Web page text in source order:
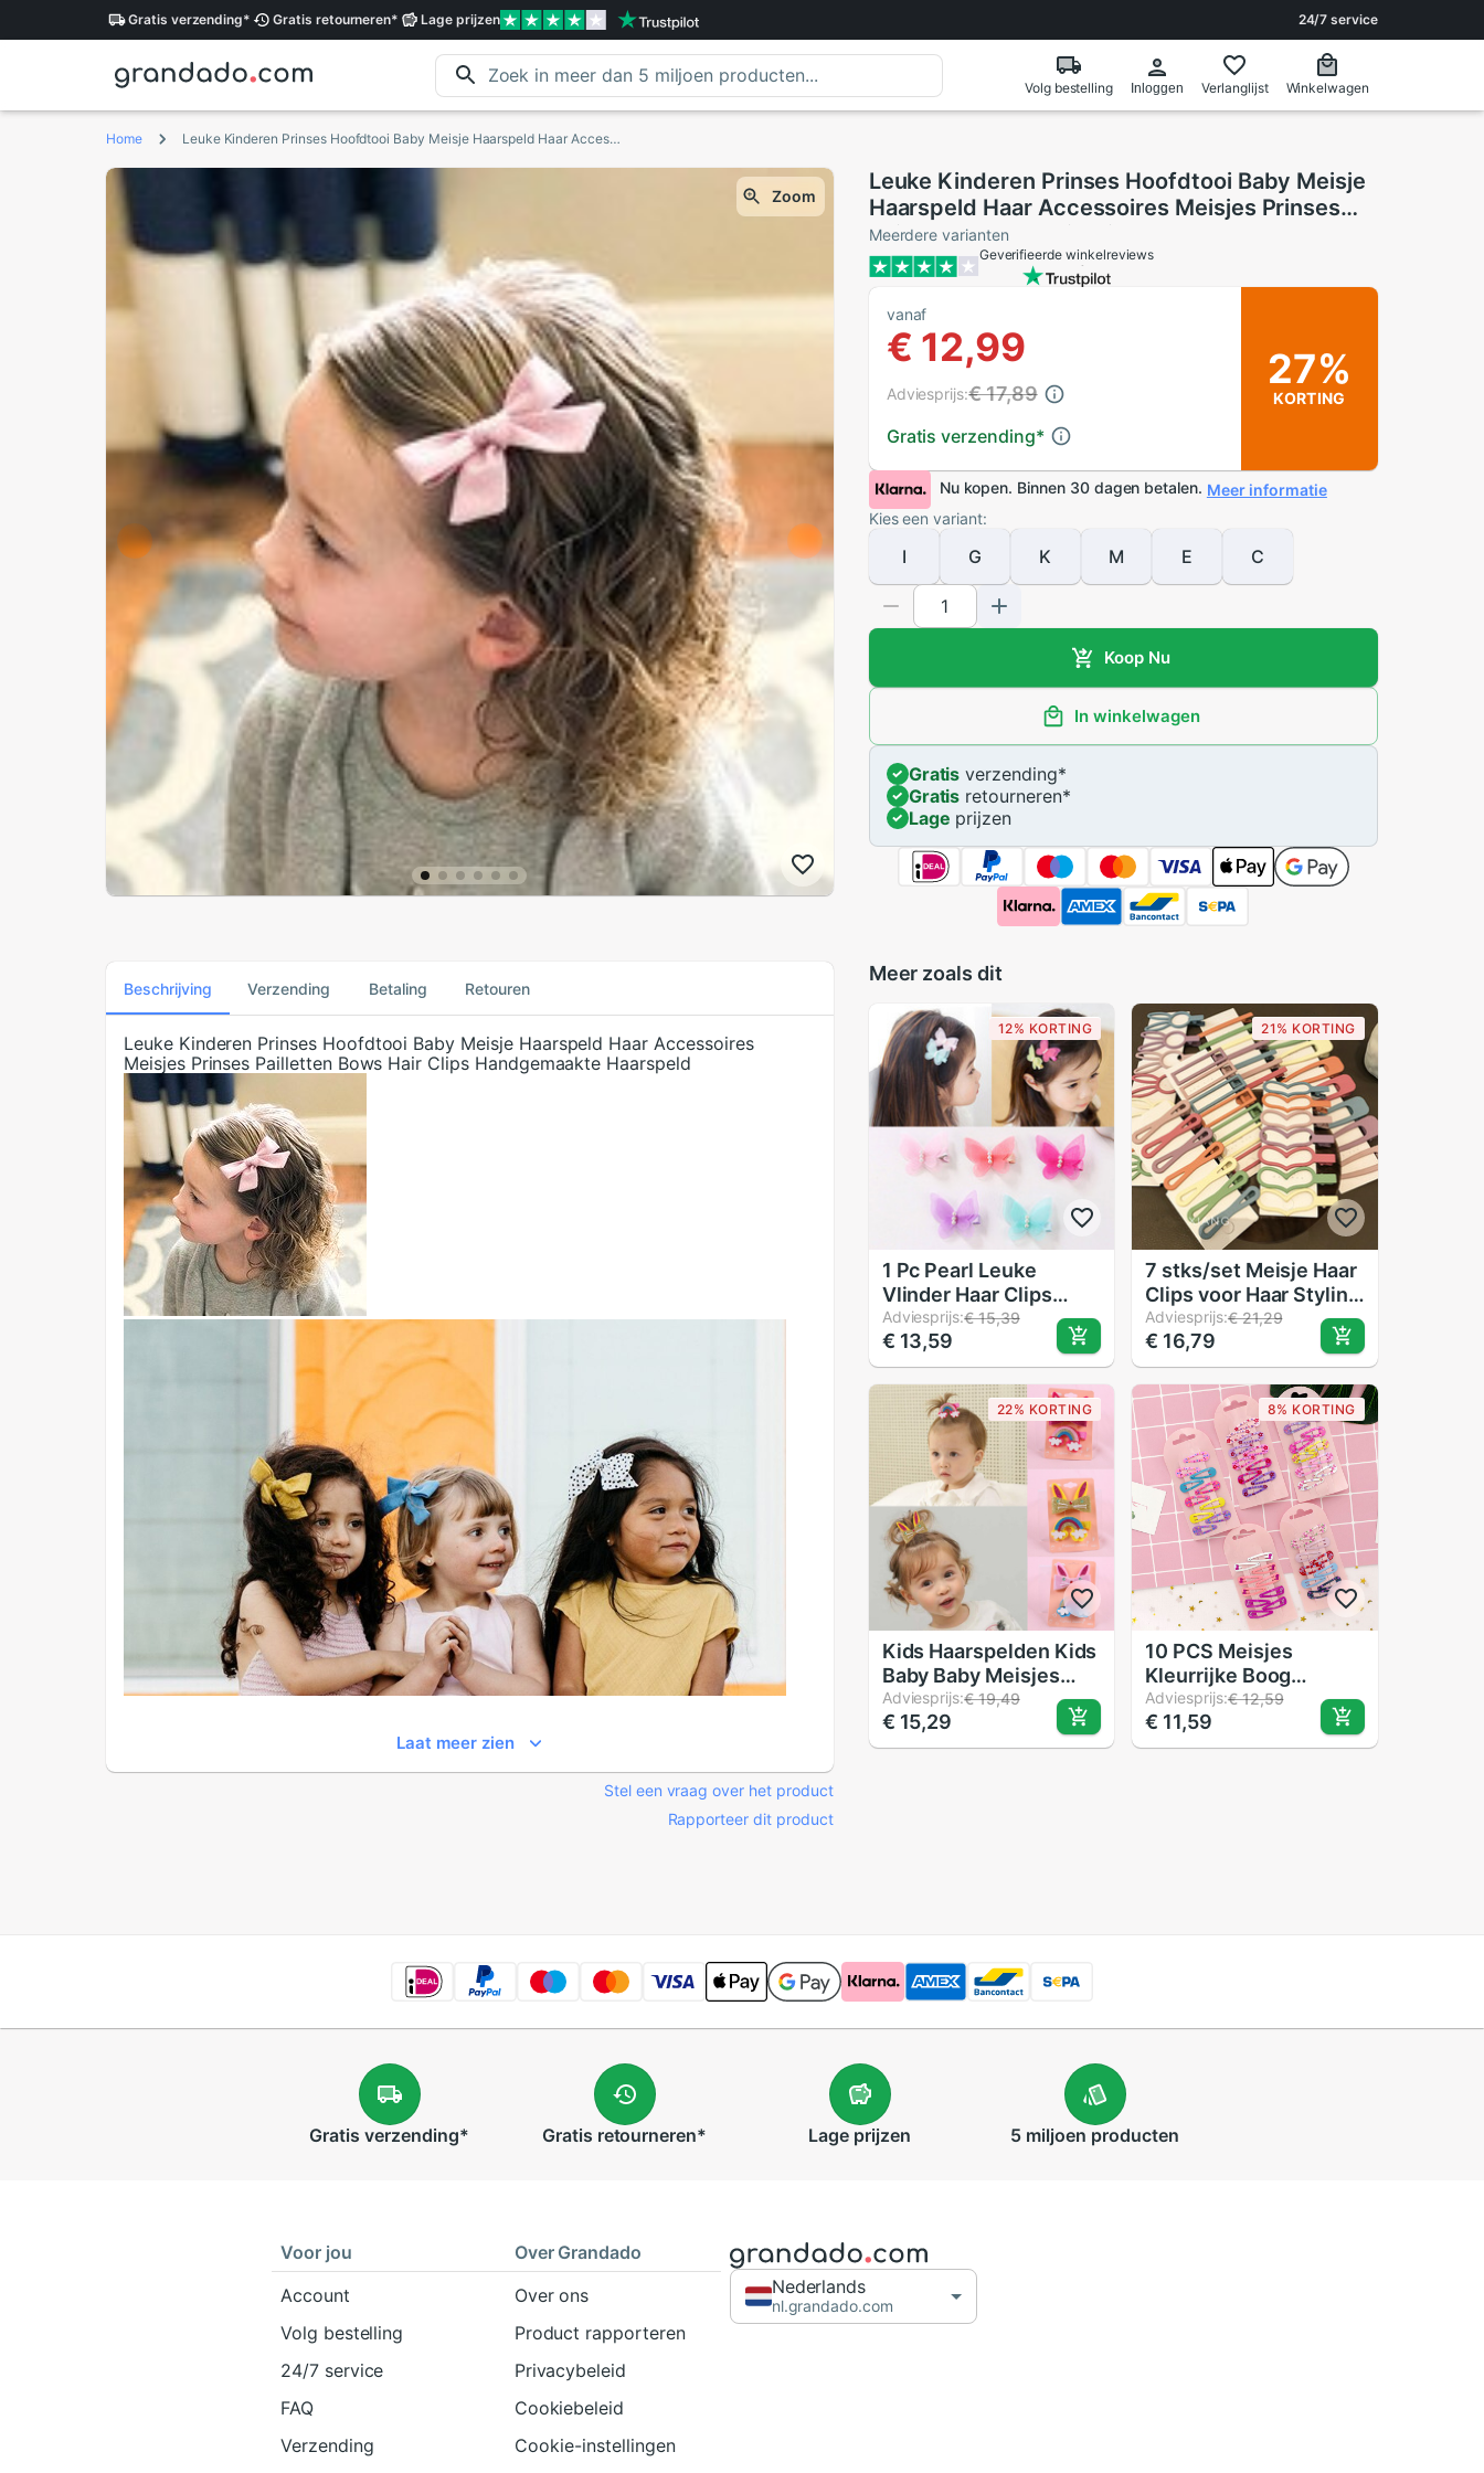
Gratis verzending* Gratis retourneren* Lageprijzen 24/7 service
Volg bestelling Inloggen Verlanglijst Winkelwagen
Home Leuke Kinderen Prinses Hoofdtooi Baby Meisje Haarspeld Haar Accessoires Meisjes Prinses Pailletten Bows Hair Clips Handgemaakte Haarspeld
Zoom
Leuke Kinderen Prinses Hoofdtooi Baby Meisje
Haarspeld Haar Accessoires Meisjes Prinses
Pailletten Bows Hair Clips Handgemaakte
Haarspeld
Meerdere varianten
Geverifieerde winkelreviews
vanaf
€ 12,99
Gratis verzending*
Adviesprijs:€ 17,89
27%
KORTING
Nu kopen. Binnen 30 dagen betalen. Meer informatie
Kies een variant:
I G K M E C
Koop Nu
In winkelwagen
Gratis verzending*
Gratis retourneren*
Lage prijzen
Beschrijving Verzending Betaling Retouren
Leuke Kinderen Prinses Hoofdtooi Baby Meisje Haarspeld Haar Accessoires
Meisjes Prinses Pailletten Bows Hair Clips Handgemaakte Haarspeld
Laat meer zien
Stel een vraag over het product
Rapporteer dit product
Meer zoals dit
12% KORTING
1 Pc Pearl Leuke
Vlinder Haar Clips
Sneeuw Garen Prinses
Meisjes Baby
Haarspelden Barrette
Vrouwen Haarspelden
Side Clip Haar
accessoires
Adviesprijs:€ 15,39
€ 13,59
21% KORTING
7 stks/set Meisje Haar
Clips voor Haar Styling
Matte Scrub Snap Clip
Pin Kinderen Vrouwen
Kids Haarspelden
Baby Accessoires
Adviesprijs:€ 21,29
€ 16,79
22% KORTING
Kids Haarspelden Kids
Baby Baby Meisjes
Cartoon Regenboog
Haarspeld Haarspeld
Haarspeldjes
Adviesprijs:€ 19,49
€ 15,29
8% KORTING
10 PCS Meisjes
Kleurrijke Boog
Haarspelden Haar
Haarspeldjes Kinderen
Accessoires Leuke
Adviesprijs:€ 12,59
€ 11,59
Gratis verzending* Gratis retourneren* Lage prijzen 5 miljoen producten
Voor jou
Account
Volg bestelling
24/7 service
FAQ
Verzending
Over Grandado
Over ons
Product rapporteren
Privacybeleid
Cookiebeleid
Cookie-instellingen
Nederlands
nl.grandado.com